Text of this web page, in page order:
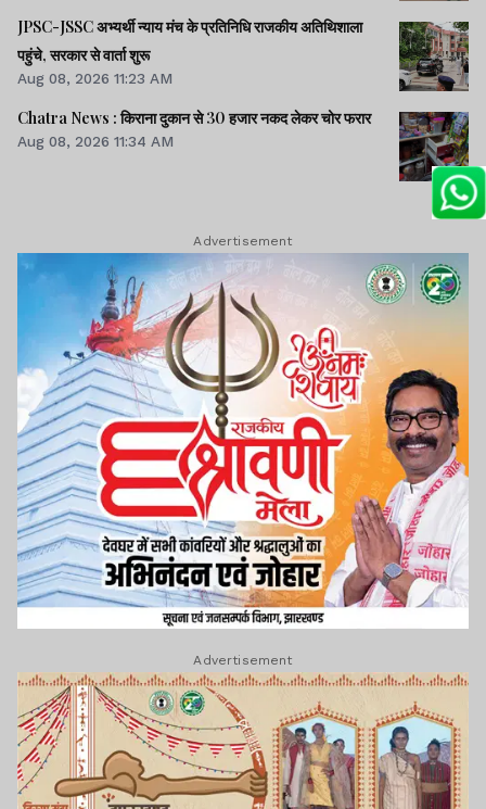
JPSC-JSSC अभ्यर्थी न्याय मंच के प्रतिनिधि राजकीय अतिथिशाला
पहुंचे, सरकार से वार्ता शुरू
Aug 08, 2026 11:23 AM
Chatra News : किराना दुकान से 30 हजार नकद लेकर चोर फरार
Aug 08, 2026 11:34 AM
Advertisement
Advertisement